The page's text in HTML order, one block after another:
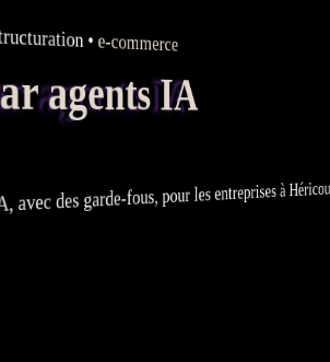
• e-commerce
IA
, avec des garde-fous, pour les entreprises à